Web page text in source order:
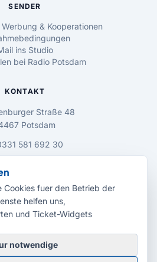
SENDER
& Kooperationen
ins Studio
bei Radio Potsdam
KONTAKT
Straße 48
Potsdam
581 692 30
potsdam.de
bis 18.00 Uhr möglich.
öffnen
fuer den Betrieb der
helfen uns,
und Ticket-Widgets
notwendige